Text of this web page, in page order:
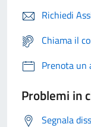
Richiedi
Chiama il
Prenota un
Problemi in
Segnala